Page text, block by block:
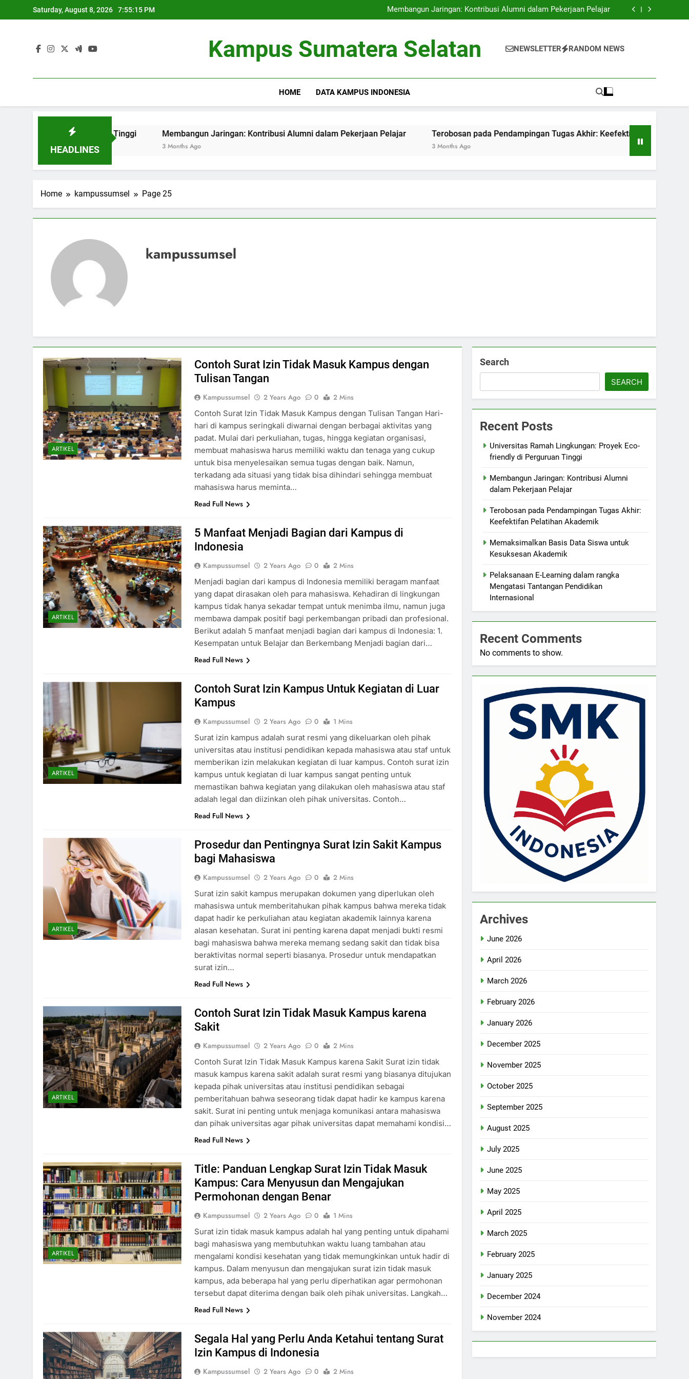
to
Saturday, August 8, 2026 7:55:16 PM
Membangun Jaringan: Kontribusi Alumni dalam Pekerjaan Pelajar
Terobosan pada Pendampingan Tugas Akhir: Keefektifan Pelatihan
Membangun Jaringan: Kontribusi Alumni dalam Pekerjaan Pelajar
Terobosan pada Pendampingan Tugas Akhir: Keefektifan Pelatihan
Kampus Sumatera Selatan NEWSLETTER RANDOM NEWS
HOME DATA KAMPUS INDONESIA
HEADLINES
di Perguruan Tinggi Membangun Jaringan: Kontribusi Alumni dalam Pekerjaan Pelajar Terobosan pada Pendampingan Tugas Akhir: Keefektifan Pelatihan Akademik
Home kampussumsel Page 25
kampussumsel
ARTIKEL
Contoh Surat Izin Tidak Masuk Kampus dengan
Tulisan Tangan
Kampussumsel 2 Years Ago 0
2 Mins
Contoh Surat Izin Tidak Masuk Kampus dengan Tulisan Tangan Hari-
hari di kampus seringkali diwarnai dengan berbagai aktivitas yang
padat. Mulai dari perkuliahan, tugas, hingga kegiatan organisasi,
membuat mahasiswa harus memiliki waktu dan tenaga yang cukup
untuk bisa menyelesaikan semua tugas dengan baik. Namun,
terkadang ada situasi yang tidak bisa dihindari sehingga membuat
mahasiswa harus meminta…
Read Full News
ARTIKEL
5 Manfaat Menjadi Bagian dari Kampus di
Indonesia
Kampussumsel 2 Years Ago 0
2 Mins
Menjadi bagian dari kampus di Indonesia memiliki beragam manfaat
yang dapat dirasakan oleh para mahasiswa. Kehadiran di lingkungan
kampus tidak hanya sekadar tempat untuk menimba ilmu, namun juga
membawa dampak positif bagi perkembangan pribadi dan profesional.
Berikut adalah 5 manfaat menjadi bagian dari kampus di Indonesia: 1.
Kesempatan untuk Belajar dan Berkembang Menjadi bagian dari…
Read Full News
ARTIKEL
Contoh Surat Izin Kampus Untuk Kegiatan di Luar
Kampus
Kampussumsel 2 Years Ago 0
1 Mins
Surat izin kampus adalah surat resmi yang dikeluarkan oleh pihak
universitas atau institusi pendidikan kepada mahasiswa atau staf untuk
memberikan izin melakukan kegiatan di luar kampus. Contoh surat izin
kampus untuk kegiatan di luar kampus sangat penting untuk
memastikan bahwa kegiatan yang dilakukan oleh mahasiswa atau staf
adalah legal dan diizinkan oleh pihak universitas. Contoh…
Read Full News
ARTIKEL
Prosedur dan Pentingnya Surat Izin Sakit Kampus
bagi Mahasiswa
Kampussumsel 2 Years Ago 0
2 Mins
Surat izin sakit kampus merupakan dokumen yang diperlukan oleh
mahasiswa untuk memberitahukan pihak kampus bahwa mereka tidak
dapat hadir ke perkuliahan atau kegiatan akademik lainnya karena
alasan kesehatan. Surat ini penting karena dapat menjadi bukti resmi
bagi mahasiswa bahwa mereka memang sedang sakit dan tidak bisa
beraktivitas normal seperti biasanya. Prosedur untuk mendapatkan
surat izin…
Read Full News
ARTIKEL
Contoh Surat Izin Tidak Masuk Kampus karena
Sakit
Kampussumsel 2 Years Ago 0
2 Mins
Contoh Surat Izin Tidak Masuk Kampus karena Sakit Surat izin tidak
masuk kampus karena sakit adalah surat resmi yang biasanya ditujukan
kepada pihak universitas atau institusi pendidikan sebagai
pemberitahuan bahwa seseorang tidak dapat hadir ke kampus karena
sakit. Surat ini penting untuk menjaga komunikasi antara mahasiswa
dan pihak universitas agar pihak universitas dapat memahami kondisi…
Read Full News
ARTIKEL
Title: Panduan Lengkap Surat Izin Tidak Masuk
Kampus: Cara Menyusun dan Mengajukan
Permohonan dengan Benar
Kampussumsel 2 Years Ago 0
1 Mins
Surat izin tidak masuk kampus adalah hal yang penting untuk dipahami
bagi mahasiswa yang membutuhkan waktu luang tambahan atau
mengalami kondisi kesehatan yang tidak memungkinkan untuk hadir di
kampus. Dalam menyusun dan mengajukan surat izin tidak masuk
kampus, ada beberapa hal yang perlu diperhatikan agar permohonan
tersebut dapat diterima dengan baik oleh pihak universitas. Langkah…
Read Full News
Segala Hal yang Perlu Anda Ketahui tentang Surat
Izin Kampus di Indonesia
Kampussumsel 2 Years Ago 0 2 Mins
Search
SEARCH
Recent Posts
Universitas Ramah Lingkungan: Proyek Eco-
friendly di Perguruan Tinggi
Membangun Jaringan: Kontribusi Alumni
dalam Pekerjaan Pelajar
Terobosan pada Pendampingan Tugas Akhir:
Keefektifan Pelatihan Akademik
Memaksimalkan Basis Data Siswa untuk
Kesuksesan Akademik
Pelaksanaan E-Learning dalam rangka
Mengatasi Tantangan Pendidikan
Internasional
Recent Comments
No comments to show.
Archives
June 2026
April 2026
March 2026
February 2026
January 2026
December 2025
November 2025
October 2025
September 2025
August 2025
July 2025
June 2025
May 2025
April 2025
March 2025
February 2025
January 2025
December 2024
November 2024